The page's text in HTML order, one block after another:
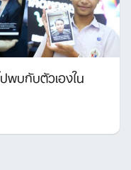
พบกับตัวเองใน